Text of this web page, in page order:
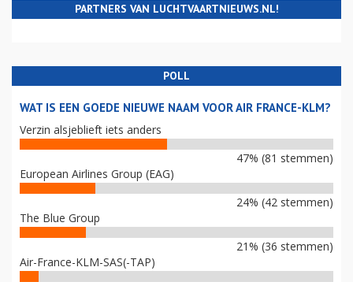
PARTNERS VAN LUCHTVAARTNIEUWS.NL!
POLL
WAT IS EEN GOEDE NIEUWE NAAM VOOR AIR FRANCE-KLM?
Verzin alsjeblieft iets anders
47% (81 stemmen)
European Airlines Group (EAG)
24% (42 stemmen)
The Blue Group
21% (36 stemmen)
Air-France-KLM-SAS(-TAP)